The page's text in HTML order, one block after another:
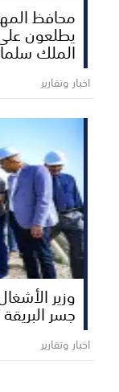
محافظ
يطلعون على
الملك
اخبار وتقارير
وزير
جسر
اخبار وتقارير